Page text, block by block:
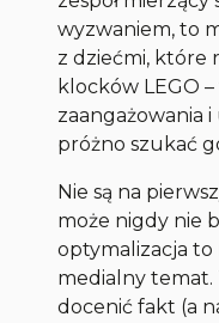
wyzwaniem, to
z dziećmi, które
klocków LEGO
zaangażowania
próżno szukać
Nie są na
może nigdy nie
optymalizacja to
medialny
docenić fakt (a